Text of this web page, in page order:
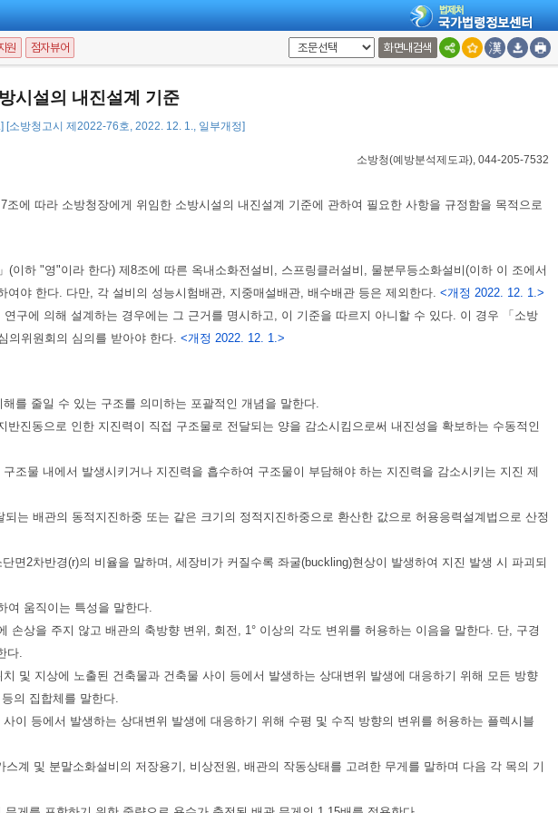
원 점자뷰어 화면내검색
시설의 내진설계 기준
[소방청고시 제2022-76호, 2022. 12. 1., 일부개정]
소방청(예방분석제도과), 044-205-7532
에 따라 소방청장에게 위임한 소방시설의 내진설계 기준에 관하여 필요한 사항을 규정함을 목적으로
이하 "영"이라 한다) 제8조에 따른 옥내소화전설비, 스프링클러설비, 물분무등소화설비(이하 이 조에서
야 한다. 다만, 각 설비의 성능시험배관, 지중매설배관, 배수배관 등은 제외한다. <개정 2022. 12. 1.>
구에 의해 설계하는 경우에는 그 근거를 명시하고, 이 기준을 따르지 아니할 수 있다. 이 경우 「소방
의위원회의 심의를 받아야 한다. <개정 2022. 12. 1.>
를 줄일 수 있는 구조를 의미하는 포괄적인 개념을 말한다.
진동으로 인한 지진력이 직접 구조물로 전달되는 양을 감소시킴으로써 내진성을 확보하는 수동적인
조물 내에서 발생시키거나 지진력을 흡수하여 구조물이 부담해야 하는 지진력을 감소시키는 지진 제
는 배관의 동적지진하중 또는 같은 크기의 정적지진하중으로 환산한 값으로 허용응력설계법으로 산정
면2차반경(r)의 비율을 말하며, 세장비가 커질수록 좌굴(buckling)현상이 발생하여 지진 발생 시 파괴되
여 움직이는 특성을 말한다.
손상을 주지 않고 배관의 축방향 변위, 회전, 1° 이상의 각도 변위를 허용하는 이음을 말한다. 단, 구경
다.
및 지상에 노출된 건축물과 건축물 사이 등에서 발생하는 상대변위 발생에 대응하기 위해 모든 방향
의 집합체를 말한다.
이 등에서 발생하는 상대변위 발생에 대응하기 위해 수평 및 수직 방향의 변위를 허용하는 플렉시블
계 및 분말소화설비의 저장용기, 비상전원, 배관의 작동상태를 고려한 무게를 말하며 다음 각 목의 기